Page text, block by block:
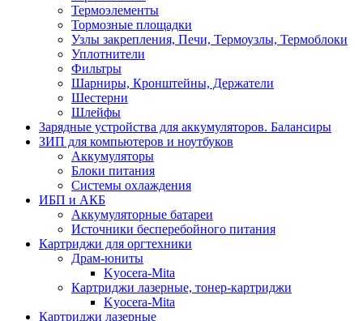
Термоэлементы
Тормозные площадки
Узлы закрепления, Печи, Термоузлы, Термоблоки
Уплотнители
Фильтры
Шарниры, Кронштейны, Держатели
Шестерни
Шлейфы
Зарядные устройства для аккумуляторов. Балансиры
ЗИП для компьютеров и ноутбуков
Аккумуляторы
Блоки питания
Системы охлаждения
ИБП и АКБ
Аккумуляторные батареи
Источники бесперебойного питания
Картриджи для оргтехники
Драм-юниты
Kyocera-Mita
Картриджи лазерные, тонер-картриджи
Kyocera-Mita
Картриджи лазерные